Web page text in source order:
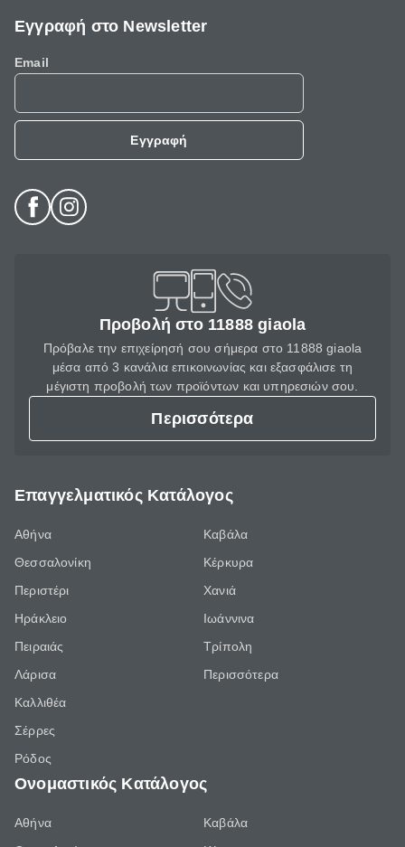
Εγγραφή στο Newsletter
Email
Εγγραφή
Προβολή στο 11888 giaola
Πρόβαλε την επιχείρησή σου σήμερα στο 11888 giaola
μέσα από 3 κανάλια επικοινωνίας και εξασφάλισε τη
μέγιστη προβολή των προϊόντων και υπηρεσιών σου.
Περισσότερα
Επαγγελματικός Κατάλογος
Αθήνα
Θεσσαλονίκη
Περιστέρι
Ηράκλειο
Πειραιάς
Λάρισα
Καλλιθέα
Σέρρες
Ρόδος
Καβάλα
Κέρκυρα
Χανιά
Ιωάννινα
Τρίπολη
Περισσότερα
Ονομαστικός Κατάλογος
Αθήνα
Καβάλα